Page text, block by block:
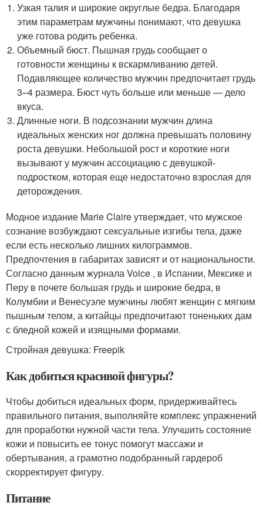
Узкая талия и широкие округлые бедра. Благодаря
этим параметрам мужчины понимают, что девушка
уже готова родить ребенка.
Объемный бюст. Пышная грудь сообщает о
готовности женщины к вскармливанию детей.
Подавляющее количество мужчин предпочитает грудь
3–4 размера. Бюст чуть больше или меньше — дело
вкуса.
Длинные ноги. В подсознании мужчин длина
идеальных женских ног должна превышать половину
роста девушки. Небольшой рост и короткие ноги
вызывают у мужчин ассоциацию с девушкой-
подростком, которая еще недостаточно взрослая для
деторождения.
Модное издание Marie Claire утверждает, что мужское
сознание возбуждают сексуальные изгибы тела, даже
если есть несколько лишних килограммов.
Предпочтения в габаритах зависят и от национальности.
Согласно данным журнала Voice , в Испании, Мексике и
Перу в почете большая грудь и широкие бедра, в
Колумбии и Венесуэле мужчины любят женщин с мягким
пышным телом, а китайцы предпочитают тоненьких дам
с бледной кожей и изящными формами.
Стройная девушка: Freepik
Как добиться красивой фигуры?
Чтобы добиться идеальных форм, придерживайтесь
правильного питания, выполняйте комплекс упражнений
для проработки нужной части тела. Улучшить состояние
кожи и повысить ее тонус помогут массажи и
обертывания, а грамотно подобранный гардероб
скорректирует фигуру.
Питание